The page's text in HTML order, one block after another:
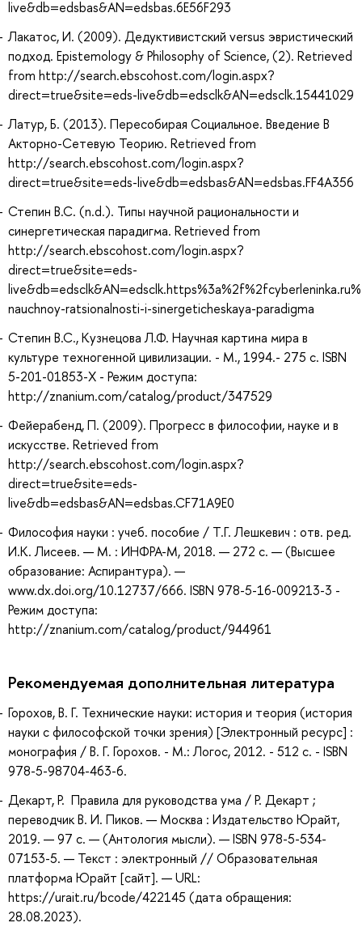
live&db=edsbas&AN=edsbas.6E56F293
Лакатос, И. (2009). Дедуктивистский versus эвристический
подход. Epistemology & Philosophy of Science, (2). Retrieved
from http://search.ebscohost.com/login.aspx?
direct=true&site=eds-live&db=edsclk&AN=edsclk.15441029
Латур, Б. (2013). Пересобирая Социальное. Введение В
Акторно-Сетевую Теорию. Retrieved from
http://search.ebscohost.com/login.aspx?
direct=true&site=eds-live&db=edsbas&AN=edsbas.FF4A356
Степин В.С. (n.d.). Типы научной рациональности и
синергетическая парадигма. Retrieved from
http://search.ebscohost.com/login.aspx?
direct=true&site=eds-
nauchnoy-ratsionalnosti-i-sinergeticheskaya-paradigma
Степин В.С., Кузнецова Л.Ф. Научная картина мира в
культуре техногенной цивилизации. - М., 1994.- 275 с. ISBN
5-201-01853-Х - Режим доступа:
http://znanium.com/catalog/product/347529
Фейерабенд, П. (2009). Прогресс в философии, науке и в
искусстве. Retrieved from
http://search.ebscohost.com/login.aspx?
direct=true&site=eds-
live&db=edsbas&AN=edsbas.CF71A9E0
Философия науки : учеб. пособие / Т.Г. Лешкевич : отв. ред.
И.К. Лисеев. — М. : ИНФРА-М, 2018. — 272 с. — (Высшее
образование: Аспирантура). —
www.dx.doi.org/10.12737/666. ISBN 978-5-16-009213-3 -
Режим доступа:
http://znanium.com/catalog/product/944961
Рекомендуемая дополнительная литература
Горохов, В. Г. Технические науки: история и теория (история
науки с философской точки зрения) [Электронный ресурс] :
монография / В. Г. Горохов. - М.: Логос, 2012. - 512 с. - ISBN
978-5-98704-463-6.
Декарт, Р. Правила для руководства ума / Р. Декарт ;
переводчик В. И. Пиков. — Москва : Издательство Юрайт,
2019. — 97 с. — (Антология мысли). — ISBN 978-5-534-
07153-5. — Текст : электронный // Образовательная
платформа Юрайт [сайт]. — URL:
https://urait.ru/bcode/422145 (дата обращения:
28.08.2023).